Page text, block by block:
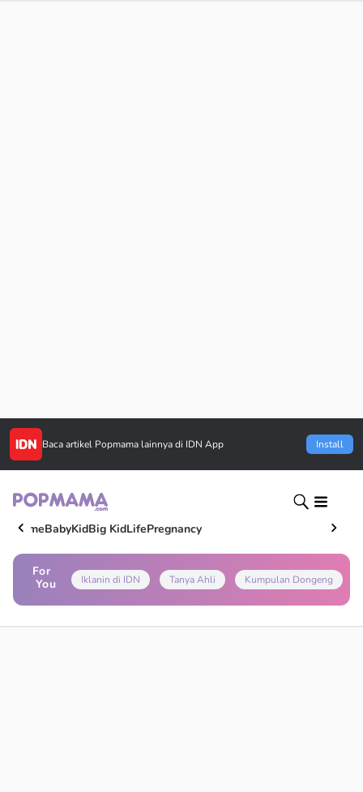
Baca artikel Popmama lainnya di IDN App Install
HomeBabyKidBig KidLifePregnancy
For
You
Iklanin di IDN Tanya Ahli Kumpulan Dongeng